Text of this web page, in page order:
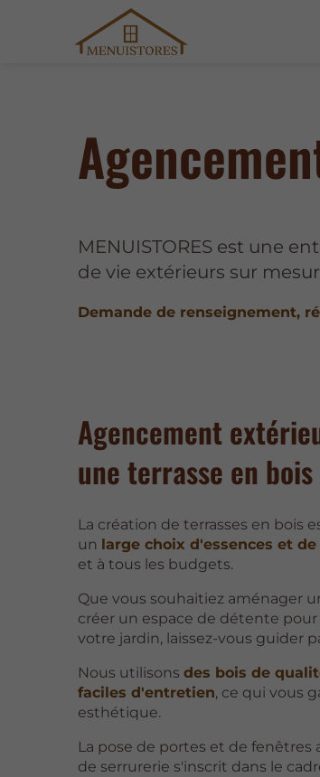
MENUISTORES est une
de vie extérieurs sur
Demande de renseignement,
Agencement
une terrasse en bois
La création de terrasses en bois
un large choix d'essences et
et à tous les budgets.
Que vous souhaitiez aménager
créer un espace de détente
votre jardin, laissez-vous guider
Nous utilisons des bois de
faciles d'entretien, ce qui vous
esthétique.
La pose de portes et de
de serrurerie s'inscrit dans le